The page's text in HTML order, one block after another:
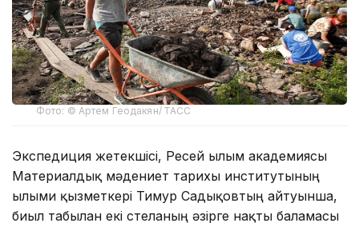
Фото: © Артем Геодакян/ ТАСС
Экспедиция жетекшісі, Ресей ғылым академиясы
Материалдық мәдениет тарихы институтының
ғылыми қызметкері Тимур Садықовтың айтуынша,
биыл табылған екі стеланың әзірге нақты баламасы